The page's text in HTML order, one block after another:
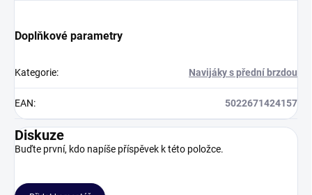
Doplňkové parametry
Kategorie: Navijáky s přední brzdou
EAN: 5022671424157
Diskuze
Buďte první, kdo napíše příspěvek k této položce.